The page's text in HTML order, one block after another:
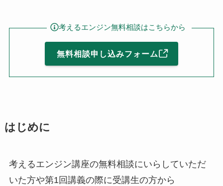
考えるエンジン無料相談はこちらから
無料相談申し込みフォーム
はじめに
考えるエンジン講座の無料相談にいらしていただ
いた方や第1回講義の際に受講生の方から